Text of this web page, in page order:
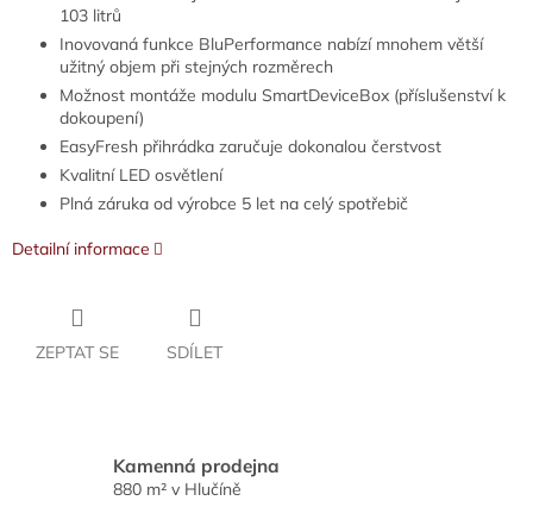
103 litrů
Inovovaná funkce BluPerformance nabízí mnohem větší
užitný objem při stejných rozměrech
Možnost montáže modulu SmartDeviceBox (příslušenství k
dokoupení)
EasyFresh přihrádka zaručuje dokonalou čerstvost
Kvalitní LED osvětlení
Plná záruka od výrobce 5 let na celý spotřebič
Detailní informace
ZEPTAT SE SDÍLET
Kamenná prodejna
880 m² v Hlučíně